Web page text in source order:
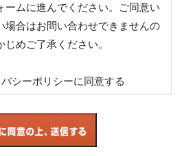
ームに進んでください。ご同意い
場合はお問い合わせできませんの
じめご了承ください。
シーポリシーに同意する